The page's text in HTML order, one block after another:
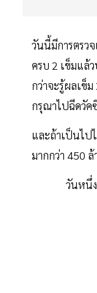
วันนี้มีการตรว
ครบ 2 เข็มแล้
กว่าจะรู้ผลเข็
กรุณาไปฉีดวัค
และถ้าเป็นไป
มากกว่า 450
วันหนึ่งฉีด